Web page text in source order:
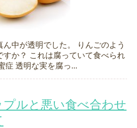
中が透明でした。 りんごのよう
すか？ これは腐っていて食べられ
症 透明な実を腐っ...
ルと悪い食べ合わせ